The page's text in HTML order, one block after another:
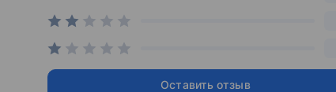
Оставить отзыв